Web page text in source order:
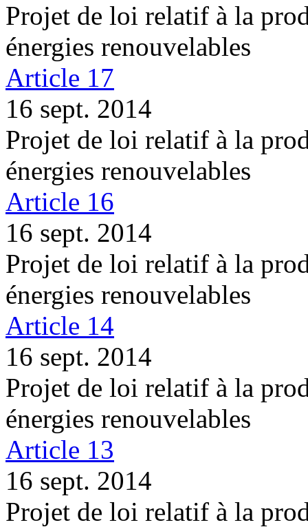
Projet de loi relatif à la
énergies renouvelables
Article 17
16 sept. 2014
Projet de loi relatif à la
énergies renouvelables
Article 16
16 sept. 2014
Projet de loi relatif à la
énergies renouvelables
Article 14
16 sept. 2014
Projet de loi relatif à la
énergies renouvelables
Article 13
16 sept. 2014
Projet de loi relatif à la